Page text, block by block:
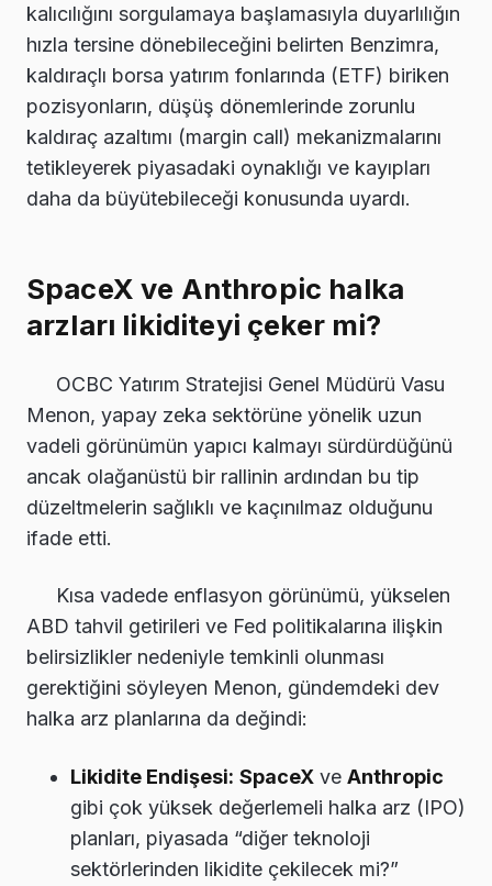
kalıcılığını sorgulamaya başlamasıyla duyarlılığın
hızla tersine dönebileceğini belirten Benzimra,
kaldıraçlı borsa yatırım fonlarında (ETF) biriken
pozisyonların, düşüş dönemlerinde zorunlu
kaldıraç azaltımı (margin call) mekanizmalarını
tetikleyerek piyasadaki oynaklığı ve kayıpları
daha da büyütebileceği konusunda uyardı.
SpaceX ve Anthropic halka
arzları likiditeyi çeker mi?
OCBC Yatırım Stratejisi Genel Müdürü Vasu
Menon, yapay zeka sektörüne yönelik uzun
vadeli görünümün yapıcı kalmayı sürdürdüğünü
ancak olağanüstü bir rallinin ardından bu tip
düzeltmelerin sağlıklı ve kaçınılmaz olduğunu
ifade etti.
Kısa vadede enflasyon görünümü, yükselen
ABD tahvil getirileri ve Fed politikalarına ilişkin
belirsizlikler nedeniyle temkinli olunması
gerektiğini söyleyen Menon, gündemdeki dev
halka arz planlarına da değindi:
Likidite Endişesi: SpaceX ve Anthropic
gibi çok yüksek değerlemeli halka arz (IPO)
planları, piyasada “diğer teknoloji
sektörlerinden likidite çekilecek mi?”